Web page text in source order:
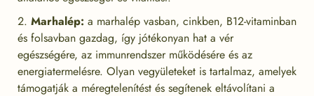
Marhalép: a marhalép vasban, cinkben, B12-vitaminban
és folsavban gazdag, így jótékonyan hat a vér
egészségére, az immunrendszer működésére és az
energiatermelésre. Olyan vegyületeket is tartalmaz, amelyek
támogatják a méregtelenítést és segítenek eltávolítani a